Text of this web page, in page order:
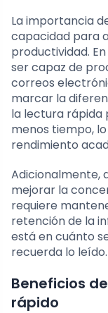
La importancia
capacidad para
productividad.
ser capaz de
correos
marcar la
la lectura
menos tiempo,
rendimiento
Adicionalmente,
mejorar la
requiere
retención de la
está en cuánto
recuerda lo leído.
Beneficios
rápido